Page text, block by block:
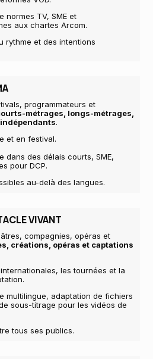
normes TV, SME et
aux chartes Arcom.
et des intentions
programmateurs et
métrages, longs-métrages,
.
et en festival.
dans des délais courts, SME,
pour DCP.
au-delà des langues.
VIVANT
compagnies, opéras et
créations, opéras et captations
les tournées et la
multilingue, adaptation de fichiers
sous-titrage pour les vidéos de
tous ses publics.